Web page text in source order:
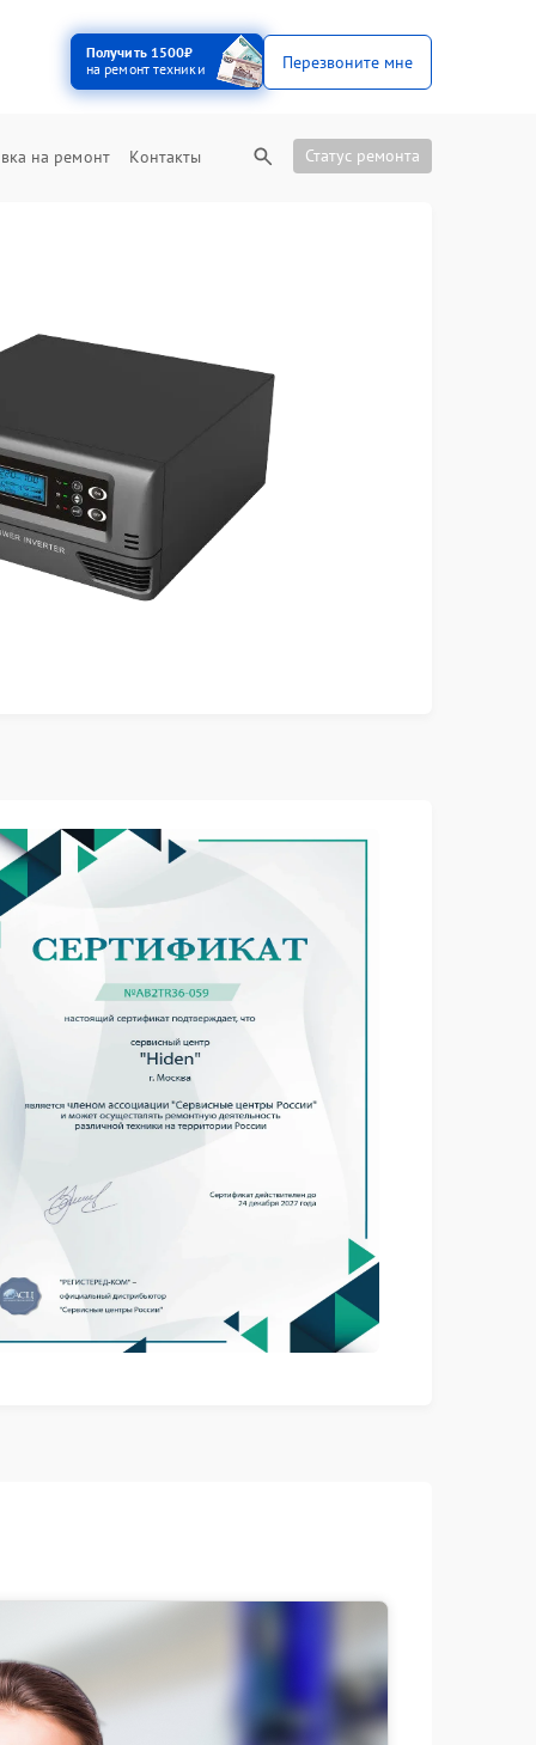
Получить 1500₽
на ремонт техники
Перезвоните мне
на ремонт Контакты Статус ремонта